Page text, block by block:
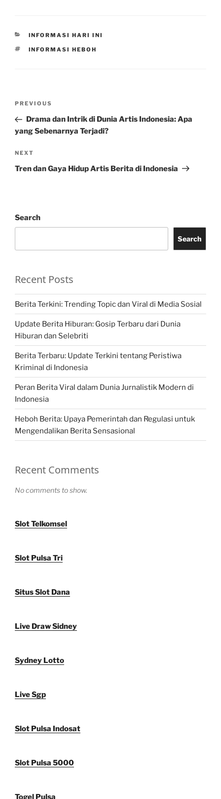
CATEGORIES
INFORMASI HARI INI
TAGS
INFORMASI HEBOH
Previous
Post
PREVIOUS
Drama dan Intrik di Dunia Artis Indonesia: Apa
yang Sebenarnya Terjadi?
Next
Post
NEXT
Tren dan Gaya Hidup Artis Berita di Indonesia
Search
Search
Recent Posts
Berita Terkini: Trending Topic dan Viral di Media Sosial
Update Berita Hiburan: Gosip Terbaru dari Dunia
Hiburan dan Selebriti
Berita Terbaru: Update Terkini tentang Peristiwa
Kriminal di Indonesia
Peran Berita Viral dalam Dunia Jurnalistik Modern di
Indonesia
Heboh Berita: Upaya Pemerintah dan Regulasi untuk
Mengendalikan Berita Sensasional
Recent Comments
No comments to show.
Slot Telkomsel
Slot Pulsa Tri
Situs Slot Dana
Live Draw Sidney
Sydney Lotto
Live Sgp
Slot Pulsa Indosat
Slot Pulsa 5000
Togel Pulsa